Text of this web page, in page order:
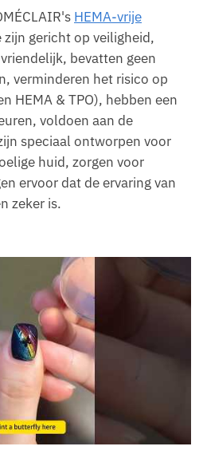
HEMA-vrije
gericht op veiligheid,
bevatten geen
verminderen het risico op
HEMA & TPO), hebben een
voldoen aan de
speciaal ontworpen voor
huid, zorgen voor
ervoor dat de ervaring van
zeker is.